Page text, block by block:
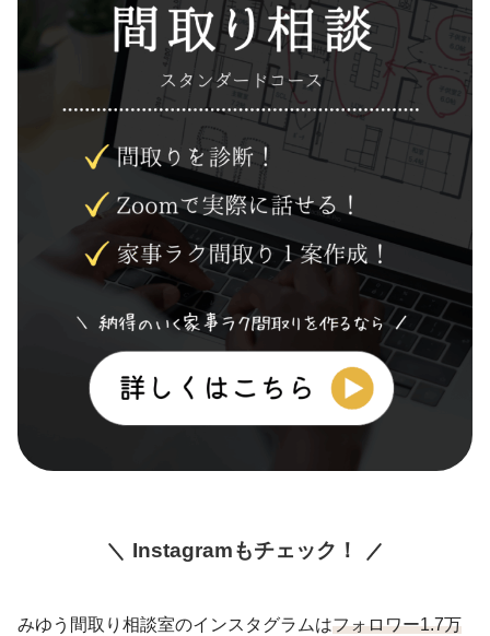
Instagramもチェック！
みゆう間取り相談室のインスタグラムはフォロワー1.7万